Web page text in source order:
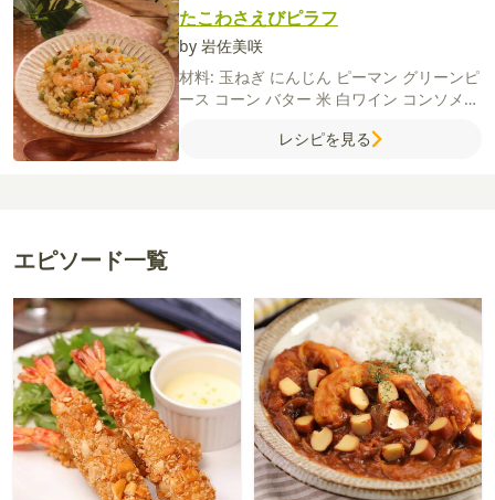
たこわさえびピラフ
by 岩佐美咲
材料: 玉ねぎ にんじん ピーマン グリーンピ
ース コーン バター 米 白ワイン コンソメ
むきえびレシピを見る
エピソード一覧